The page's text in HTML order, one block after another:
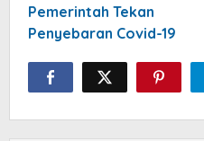
Pemerintah Tekan
Penyebaran Covid-19